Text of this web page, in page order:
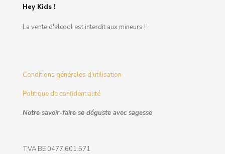
Hey Kids !
La vente d'alcool est interdit aux mineurs !
Conditions générales d'utilisation
Politique de confidentialité
Notre savoir-faire se déguste avec sagesse
TVA BE 0477.601.571